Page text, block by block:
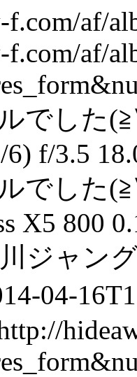
f.com/af/
af/
でした
6) f/3.5
でした
X5 800
ジャン
04-